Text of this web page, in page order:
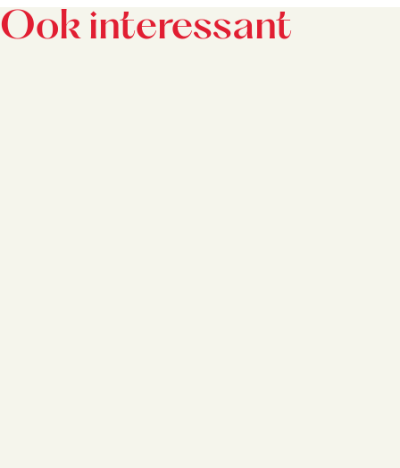
Ook interessant